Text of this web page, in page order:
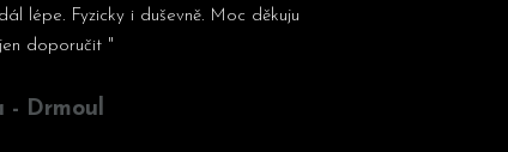
lépe. Fyzicky i duševně. Moc děkuju
doporučit "
- Drmoul